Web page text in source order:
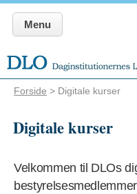
Menu
Forside > Digitale kurser
Digitale kurser
Velkommen til DLOs